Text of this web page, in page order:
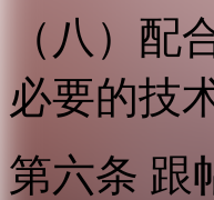
（八）
必要的技
第六条 跟